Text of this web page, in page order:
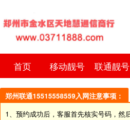
首页 移动靓号 联通靓号
郑州联通15515558559入网注意事项：
1、预约成功后，客服首先核实号码，然